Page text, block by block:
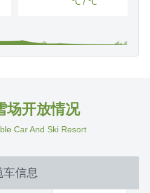
场开放情况
Car And Ski Resort
车信息